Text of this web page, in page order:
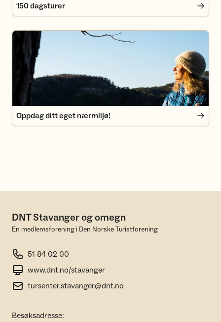
150 dagsturer
Oppdag ditt eget nærmiljø!
Oppdag ditt eget nærmiljø!
DNT Stavanger og omegn
En medlemsforening i Den Norske Turistforening
51 84 02 00
www.dnt.no/stavanger
tursenter.stavanger@dnt.no
Besøksadresse: